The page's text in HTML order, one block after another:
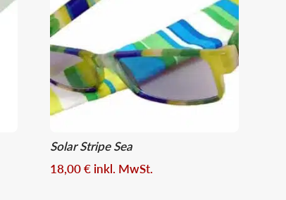
Solar Stripe Sea
18,00€ inkl. MwSt.